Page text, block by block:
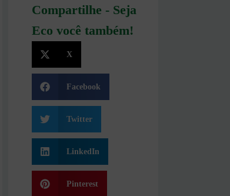
Compartilhe - Seja
Eco você também!
X
Facebook
Twitter
LinkedIn
Pinterest